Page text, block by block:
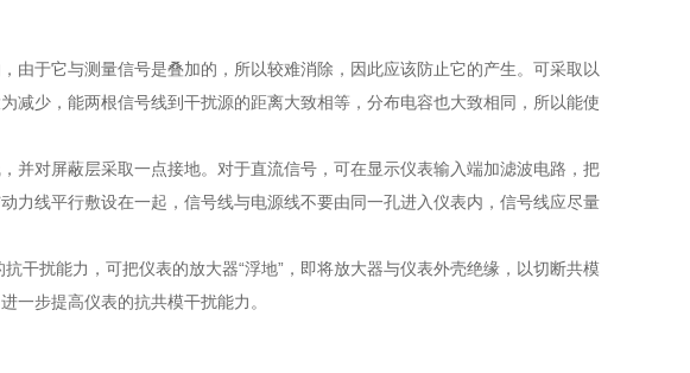
由于它与测量信号是叠加的，所以较难消除，因此应该防止它的产生。可采取以
减少，能两根信号线到干扰源的距离大致相等，分布电容也大致相同，所以能使
并对屏蔽层采取一点接地。对于直流信号，可在显示仪表输入端加滤波电路，把
力线平行敷设在一起，信号线与电源线不要由同一孔进入仪表内，信号线应尽量
干扰能力，可把仪表的放大器“浮地”，即将放大器与仪表外壳绝缘，以切断共模
一步提高仪表的抗共模干扰能力。